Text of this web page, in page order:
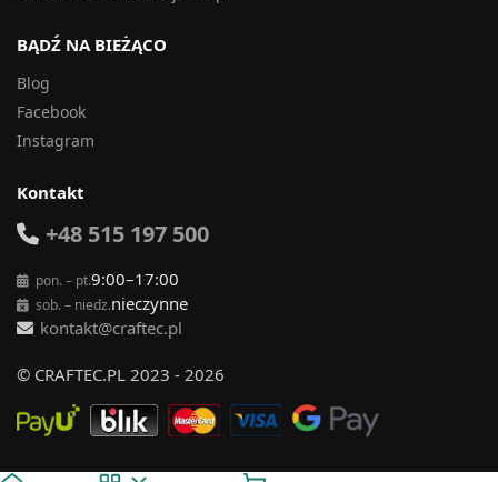
BĄDŹ NA BIEŻĄCO
Blog
Facebook
Instagram
Kontakt
+48 515 197 500
pon. – pt.9:00–17:00
sob. – niedz.nieczynne
kontakt@craftec.pl
© CRAFTEC.PL 2023 - 2026